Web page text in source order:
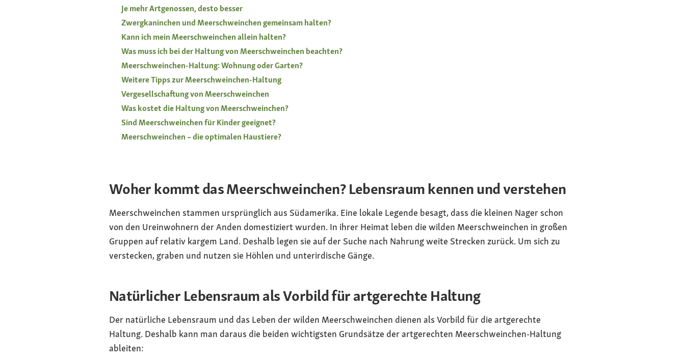
Je mehr Artgenossen, desto besser
Zwergkaninchen und Meerschweinchen gemeinsam halten?
Kann ich mein Meerschweinchen allein halten?
Was muss ich bei der Haltung von Meerschweinchen beachten?
Meerschweinchen-Haltung: Wohnung oder Garten?
Weitere Tipps zur Meerschweinchen-Haltung
Vergesellschaftung von Meerschweinchen
Was kostet die Haltung von Meerschweinchen?
Sind Meerschweinchen für Kinder geeignet?
Meerschweinchen – die optimalen Haustiere?
Woher kommt das Meerschweinchen? Lebensraum kennen und verstehen
Meerschweinchen stammen ursprünglich aus Südamerika. Eine lokale Legende besagt, dass die kleinen Nager schon
von den Ureinwohnern der Anden domestiziert wurden. In ihrer Heimat leben die wilden Meerschweinchen in großen
Gruppen auf relativ kargem Land. Deshalb legen sie auf der Suche nach Nahrung weite Strecken zurück. Um sich zu
verstecken, graben und nutzen sie Höhlen und unterirdische Gänge.
Natürlicher Lebensraum als Vorbild für artgerechte Haltung
Der natürliche Lebensraum und das Leben der wilden Meerschweinchen dienen als Vorbild für die artgerechte
Haltung. Deshalb kann man daraus die beiden wichtigsten Grundsätze der artgerechten Meerschweinchen-Haltung
ableiten: